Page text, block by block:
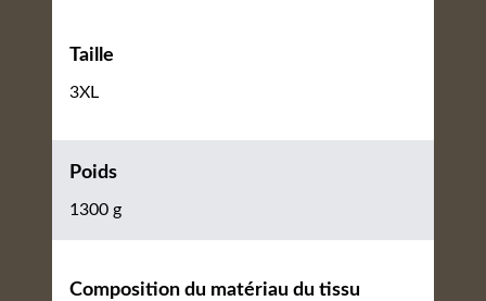
Taille
3XL
Poids
1300 g
Composition du matériau du tissu